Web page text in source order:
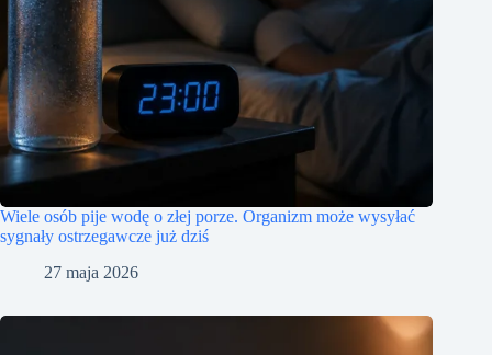
Wiele osób pije wodę o złej porze. Organizm może wysyłać
sygnały ostrzegawcze już dziś
27 maja 2026